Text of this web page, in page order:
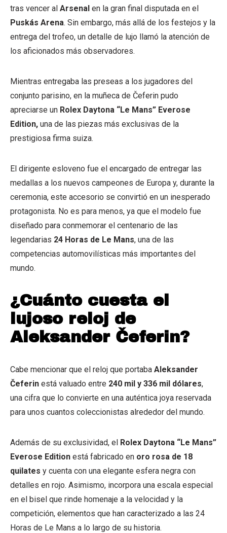
tras vencer al Arsenal en la gran final disputada en el
Puskás Arena. Sin embargo, más allá de los festejos y la
entrega del trofeo, un detalle de lujo llamó la atención de
los aficionados más observadores.
Mientras entregaba las preseas a los jugadores del
conjunto parisino, en la muñeca de Čeferin pudo
apreciarse un Rolex Daytona “Le Mans” Everose
Edition, una de las piezas más exclusivas de la
prestigiosa firma suiza.
El dirigente esloveno fue el encargado de entregar las
medallas a los nuevos campeones de Europa y, durante la
ceremonia, este accesorio se convirtió en un inesperado
protagonista. No es para menos, ya que el modelo fue
diseñado para conmemorar el centenario de las
legendarias 24 Horas de Le Mans, una de las
competencias automovilísticas más importantes del
mundo.
¿Cuánto cuesta el
lujoso reloj de
Aleksander Čeferin?
Cabe mencionar que el reloj que portaba Aleksander
Čeferin está valuado entre 240 mil y 336 mil dólares,
una cifra que lo convierte en una auténtica joya reservada
para unos cuantos coleccionistas alrededor del mundo.
Además de su exclusividad, el Rolex Daytona “Le Mans”
Everose Edition está fabricado en oro rosa de 18
quilates y cuenta con una elegante esfera negra con
detalles en rojo. Asimismo, incorpora una escala especial
en el bisel que rinde homenaje a la velocidad y la
competición, elementos que han caracterizado a las 24
Horas de Le Mans a lo largo de su historia.